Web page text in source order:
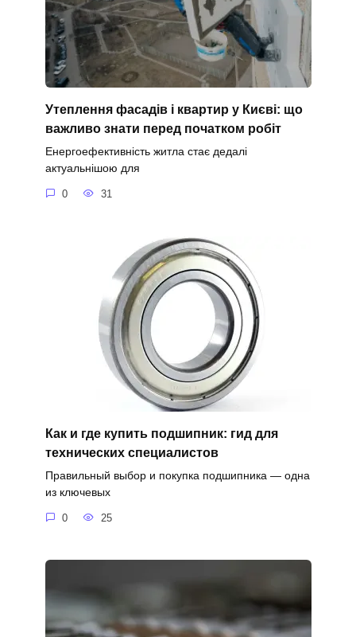
Утеплення фасадів і квартир у Києві: що
важливо знати перед початком робіт
Енергоефективність житла стає дедалі
актуальнішою для
0 31
Как и где купить подшипник: гид для
технических специалистов
Правильный выбор и покупка подшипника — одна
из ключевых
0 25